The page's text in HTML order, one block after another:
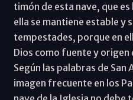
timón de esta nave, que
ella se mantiene estable y
tempestades, porque en
Dios como fuente y
Según las palabras de San
imagen frecuente en los